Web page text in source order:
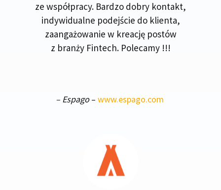
ze współpracy. Bardzo dobry kontakt,
indywidualne podejście do klienta,
zaangażowanie w kreację postów
z branży Fintech. Polecamy !!!
– Espago– www.espago.com